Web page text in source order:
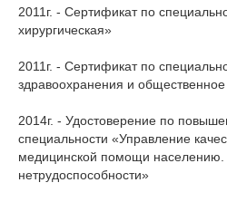
2011г. - Сертификат по
хирургическая»
2011г. - Сертификат по
здравоохранения и
2014г. - Удостоверение по
специальности «Управление
медицинской помощи населению.
нетрудоспособности»